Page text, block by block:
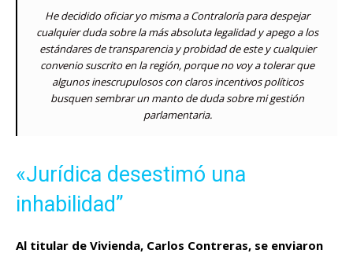
He decidido oficiar yo misma a Contraloría para despejar
cualquier duda sobre la más absoluta legalidad y apego a los
estándares de transparencia y probidad de este y cualquier
convenio suscrito en la región, porque no voy a tolerar que
algunos inescrupulosos con claros incentivos políticos
busquen sembrar un manto de duda sobre mi gestión
parlamentaria.
«Jurídica desestimó una
inhabilidad”
Al titular de Vivienda, Carlos Contreras, se enviaron